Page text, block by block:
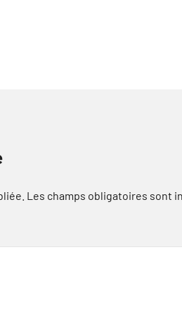
Les champs obligatoires sont